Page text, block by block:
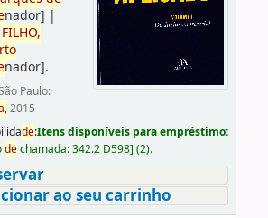
nador] |
FILHO,
nador].
Paulo:
2015
de:Itens disponíveis para empréstimo:
dechamada:342.2 D598] (2).
ao seu carrinho